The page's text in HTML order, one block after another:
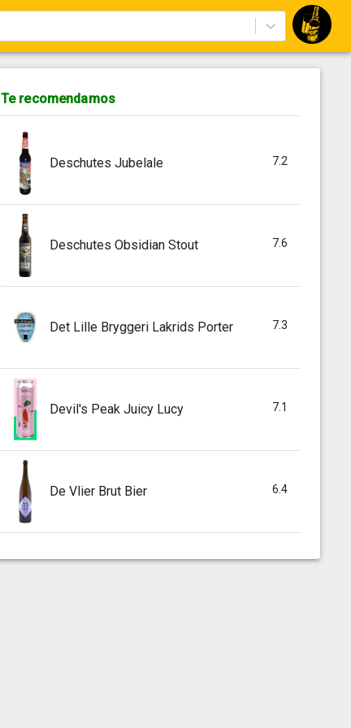
Te recomendamos
Deschutes Jubelale 7.2
Deschutes Obsidian Stout 7.6
Det Lille Bryggeri Lakrids Porter 7.3
Devil's Peak Juicy Lucy 7.1
De Vlier Brut Bier 6.4